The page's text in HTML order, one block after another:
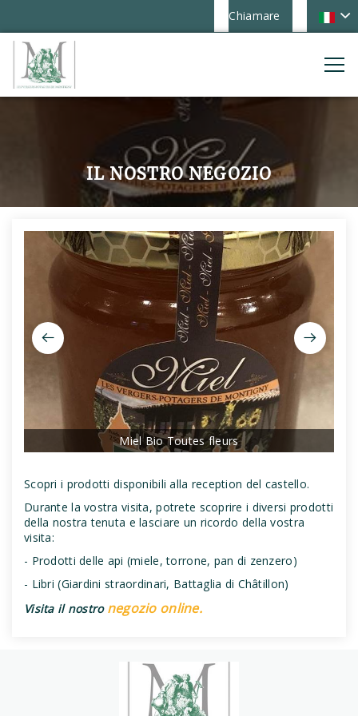
Chiamare
IL NOSTRO NEGOZIO
Miel Bio Toutes fleurs
Scopri i prodotti disponibili alla reception del castello.
Durante la vostra visita, potrete scoprire i diversi prodotti
della nostra tenuta e lasciare un ricordo della vostra
visita:
- Prodotti delle api (miele, torrone, pan di zenzero)
- Libri (Giardini straordinari, Battaglia di Châtillon)
Visita il nostro negozio online.